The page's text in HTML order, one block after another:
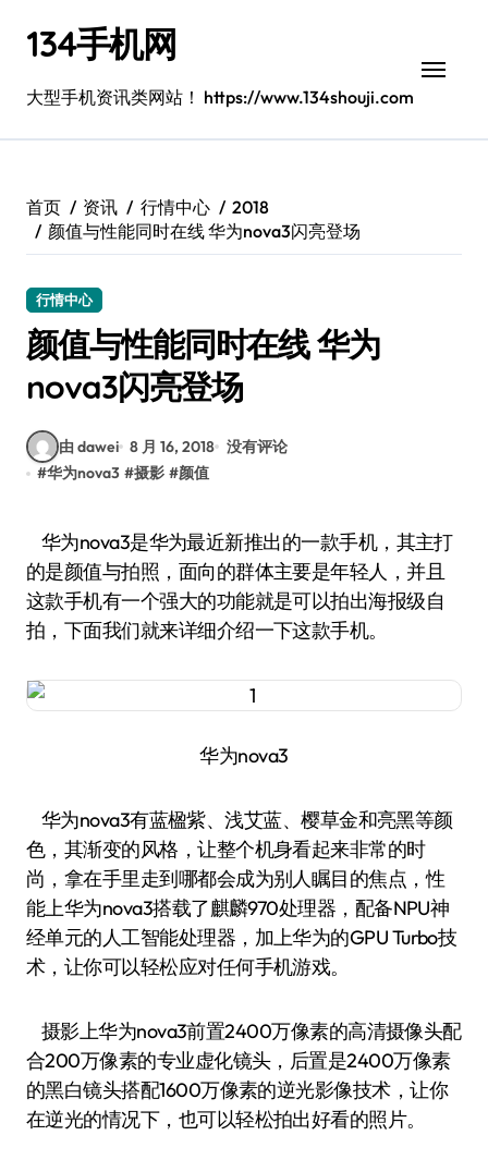
134手机网
大型手机资讯类网站！ https://www.134shouji.com
首页 资讯 行情中心
2018
颜值与性能同时在线 华为nova3闪亮登场
行情中心
颜值与性能同时在线 华为
nova3闪亮登场
由 dawei 8 月 16, 2018 没有评论
#华为nova3 #摄影 #颜值
华为nova3是华为最近新推出的一款手机，其主打
的是颜值与拍照，面向的群体主要是年轻人，并且
这款手机有一个强大的功能就是可以拍出海报级自
拍，下面我们就来详细介绍一下这款手机。
华为nova3
华为nova3有蓝楹紫、浅艾蓝、樱草金和亮黑等颜
色，其渐变的风格，让整个机身看起来非常的时
尚，拿在手里走到哪都会成为别人瞩目的焦点，性
能上华为nova3搭载了麒麟970处理器，配备NPU神
经单元的人工智能处理器，加上华为的GPU Turbo技
术，让你可以轻松应对任何手机游戏。
摄影上华为nova3前置2400万像素的高清摄像头配
合200万像素的专业虚化镜头，后置是2400万像素
的黑白镜头搭配1600万像素的逆光影像技术，让你
在逆光的情况下，也可以轻松拍出好看的照片。